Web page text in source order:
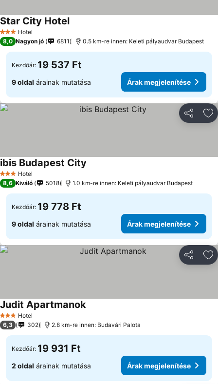
3 Kategória
Hotel
Star City HotelÁrak megjelenítése
8,0 Nagyon jó 6811 0.5 km-re innen: Keleti pályaudvar Budapest
Kezdőár: 19 537 Ft
9 oldal árainak mutatása Árak megjelenítése
3 Kategória
Hotel
ibis Budapest City
8,6 Kiváló 5018 1.0 km-re innen: Keleti pályaudvar Budapest
Kezdőár: 19 778 Ft
9 oldal árainak mutatása Árak megjelenítése
3 Kategória
Hotel
Judit ApartmanokÁrak megjelenítése
6,3 302 2.8 km-re innen: Budavári Palota
Kezdőár: 19 931 Ft
2 oldal árainak mutatása Árak megjelenítése